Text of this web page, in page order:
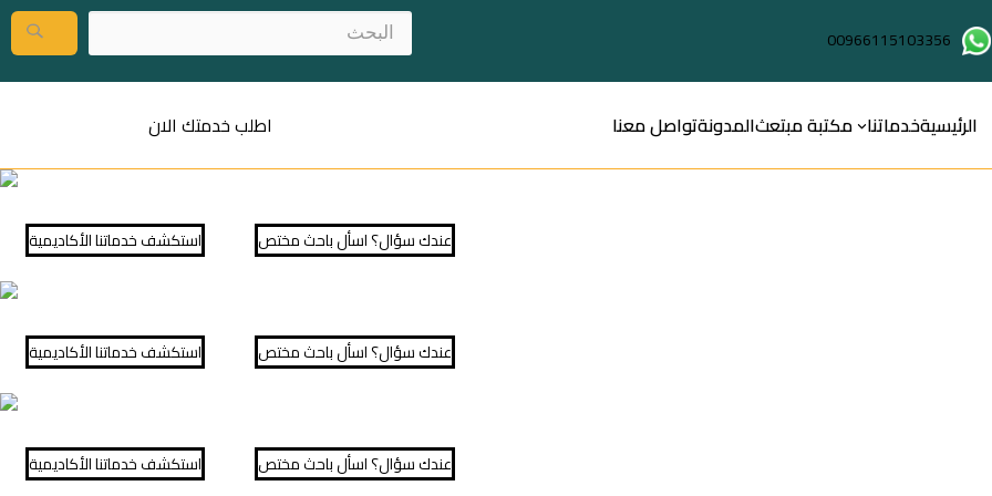
00966115103356
الرئيسيةخدماتنا مكتبة مبتعثالمدونةتواصل معنا اطلب خدمتك الان
⁠استكشف خدماتنا الأكاديمية عندك سؤال؟ اسأل باحث مختص
⁠استكشف خدماتنا الأكاديمية عندك سؤال؟ اسأل باحث مختص
⁠استكشف خدماتنا الأكاديمية عندك سؤال؟ اسأل باحث مختص